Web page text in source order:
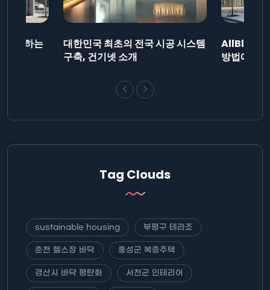
제출하는
대한민국 최초의 전국 시공 시스템
구축, 건기넷 소개
AllBlog에
방법에 대
Tag Clouds
sustainable housing 부평구 테라조
춘천 헬스장 바닥 홍성군 복층주택
경산시 바닥 평탄화 서천군 인테리어